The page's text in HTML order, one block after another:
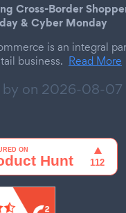
Cross-Border
& Cyber Monday
is an integral
business. Read More
on 2026-08-07